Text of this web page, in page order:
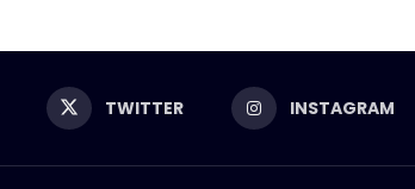
TWITTER INSTAGRAM